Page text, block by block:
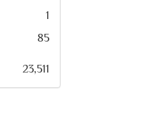
1
85
23,511